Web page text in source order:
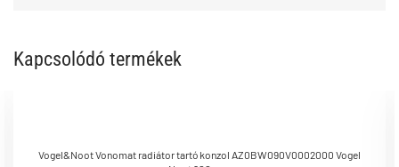
Kapcsolódó termékek
Vogel&Noot Vonomat radiátor tartó konzol AZ0BW090V0002000 Vogel